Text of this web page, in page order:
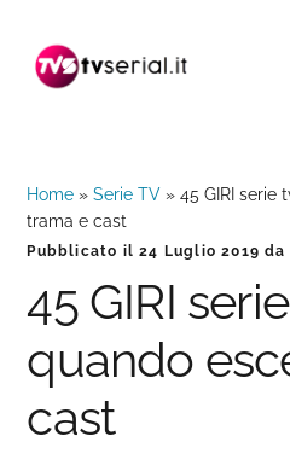
navigazione
contenuto
barra
Home »Serie TV »45 GIRI serie
trama e cast
Pubblicato il24 Luglio 2019 da
45 GIRI
quando
cast